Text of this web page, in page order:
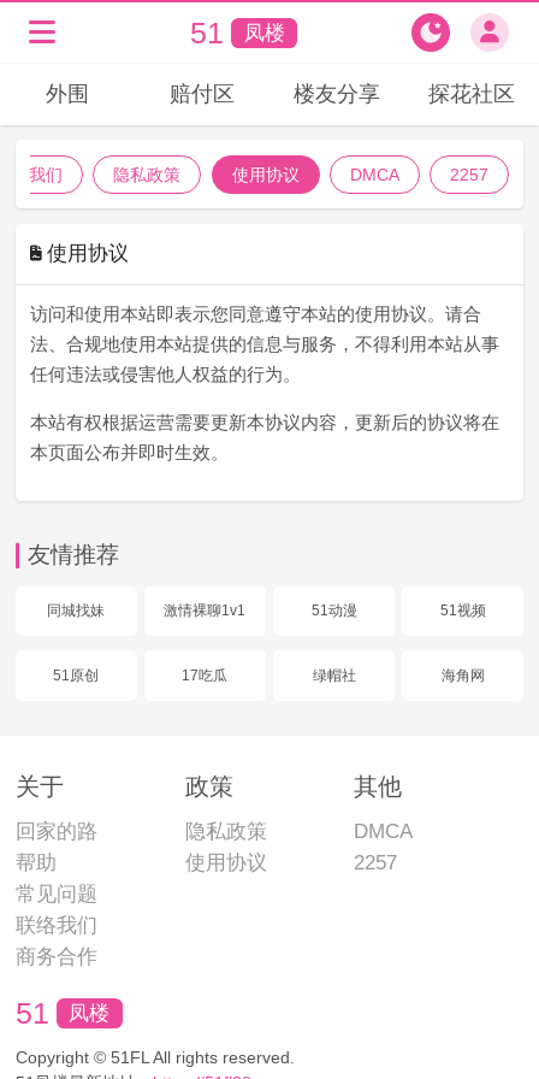
51 凤楼
外围 赔付区 楼友分享 探花社区
络我们 隐私政策 使用协议 DMCA 2257
使用协议
访问和使用本站即表示您同意遵守本站的使用协议。请合
法、合规地使用本站提供的信息与服务，不得利用本站从事
任何违法或侵害他人权益的行为。
本站有权根据运营需要更新本协议内容，更新后的协议将在
本页面公布并即时生效。
友情推荐
同城找妹 激情裸聊1v1 51动漫 51视频
51原创 17吃瓜 绿帽社 海角网
关于
回家的路
帮助
常见问题
联络我们
商务合作
政策
隐私政策
使用协议
其他
DMCA
2257
51 凤楼
Copyright © 51FL All rights reserved.